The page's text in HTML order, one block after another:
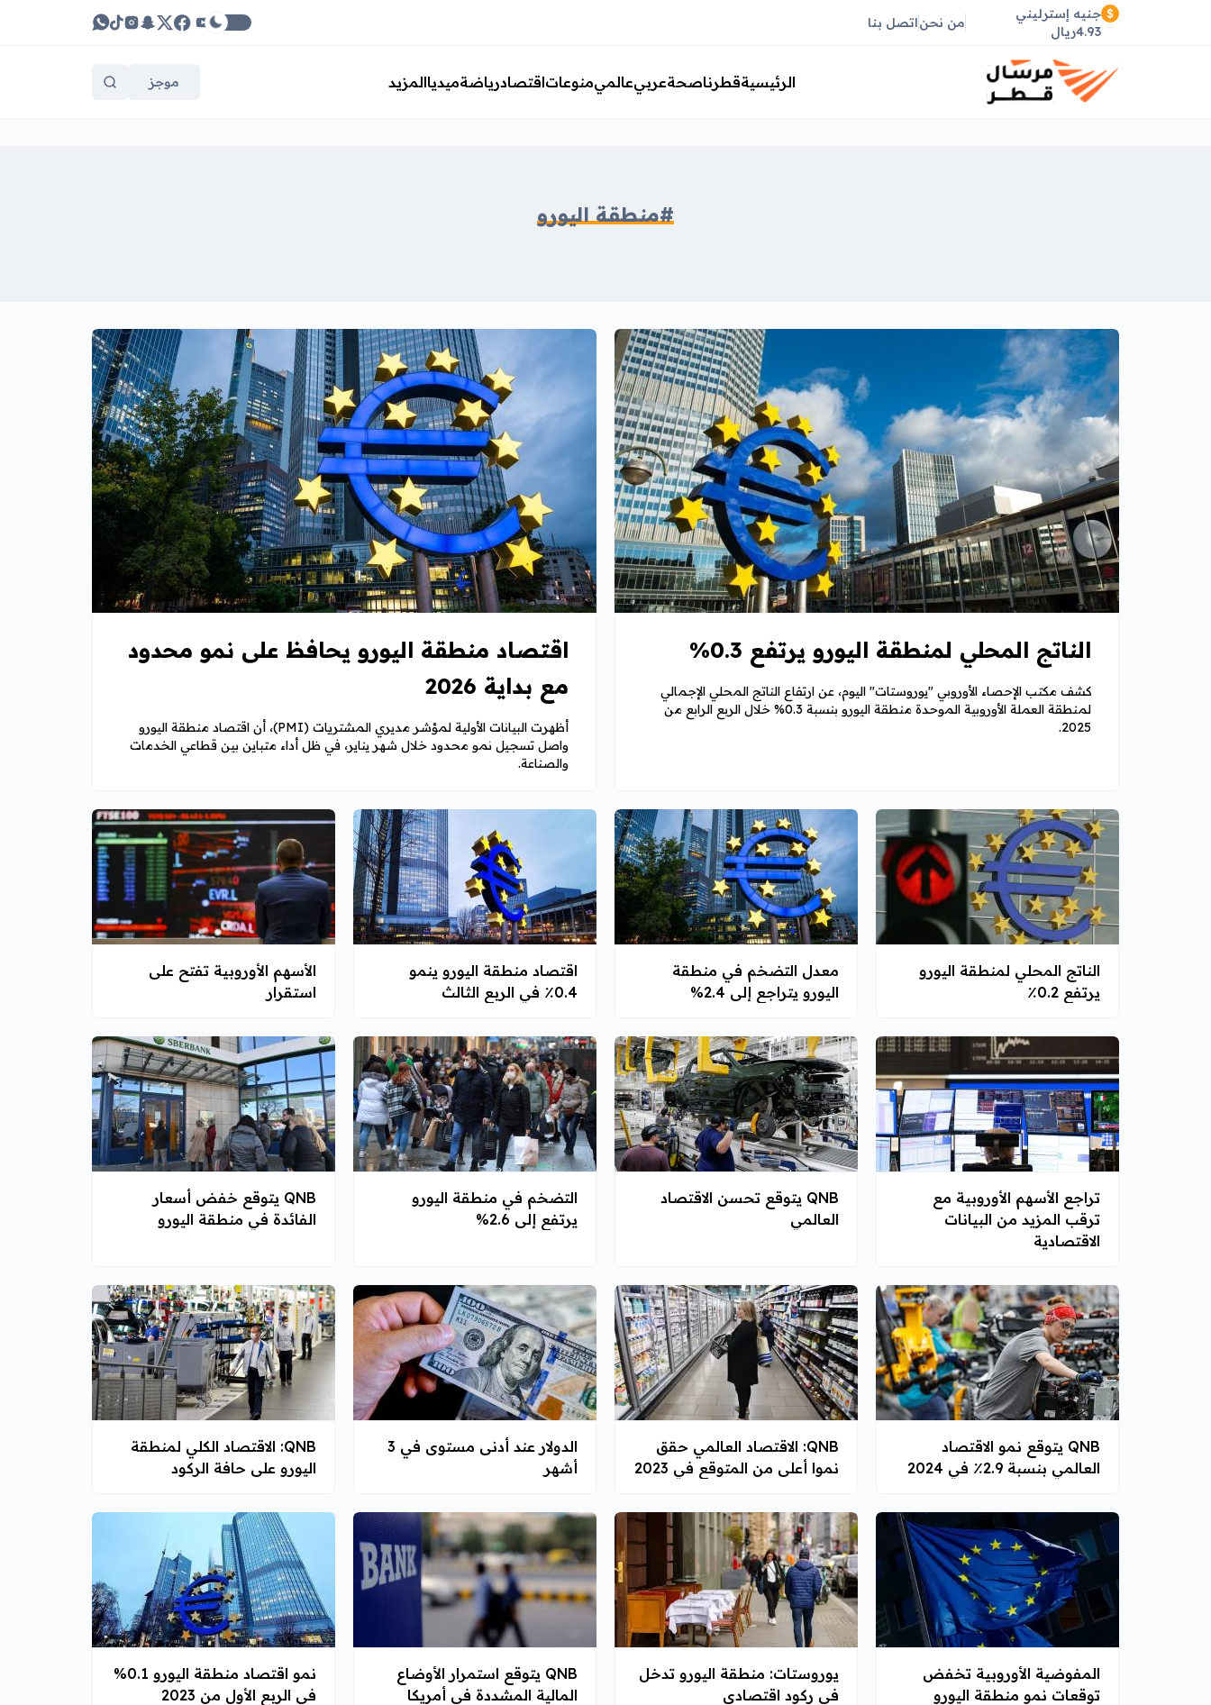
جنيه إسترليني
4.93ريال
من نحناتصل بنا
الرئيسيةقطرناصحةعربيعالميمنوعاتاقتصادرياضةميدياالمزيد موجز
#منطقة اليورو
الناتج المحلي لمنطقة اليورو يرتفع 0.3%
كشف مكتب الإحصاء الأوروبي "يوروستات" اليوم، عن ارتفاع الناتج المحلي الإجمالي
لمنطقة العملة الأوروبية الموحدة منطقة اليورو بنسبة 0.3% خلال الربع الرابع من
2025.
اقتصاد منطقة اليورو يحافظ على نمو محدود
مع بداية 2026
أظهرت البيانات الأولية لمؤشر مديري المشتريات (PMI)، أن اقتصاد منطقة اليورو
واصل تسجيل نمو محدود خلال شهر يناير، في ظل أداء متباين بين قطاعي الخدمات
والصناعة.
الناتج المحلي لمنطقة اليورو
يرتفع 0.2٪
معدل التضخم في منطقة
اليورو يتراجع إلى 2.4%
اقتصاد منطقة اليورو ينمو
0.4٪ في الربع الثالث
الأسهم الأوروبية تفتح على
استقرار
تراجع الأسهم الأوروبية مع
ترقب المزيد من البيانات
الاقتصادية
QNB يتوقع تحسن الاقتصاد
العالمي
التضخم في منطقة اليورو
يرتفع إلى 2.6%
QNB يتوقع خفض أسعار
الفائدة في منطقة اليورو
QNB يتوقع نمو الاقتصاد
العالمي بنسبة 2.9٪ في 2024
QNB: الاقتصاد العالمي حقق
نموا أعلى من المتوقع في 2023
الدولار عند أدنى مستوى في 3
أشهر
QNB: الاقتصاد الكلي لمنطقة
اليورو على حافة الركود
المفوضية الأوروبية تخفض
توقعات نمو منطقة اليورو
يوروستات: منطقة اليورو تدخل
في ركود اقتصادي
QNB يتوقع استمرار الأوضاع
المالية المشددة في أمريكا
نمو اقتصاد منطقة اليورو 0.1%
في الربع الأول من 2023